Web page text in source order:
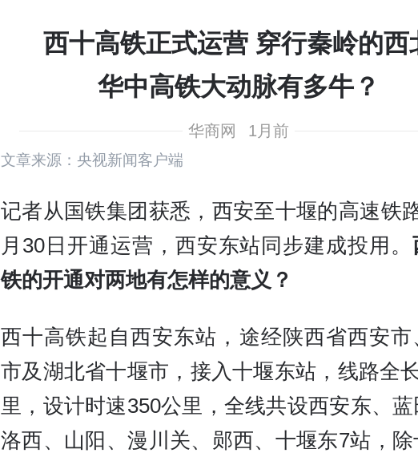
西十高铁正式运营 穿行秦岭的西
华中高铁大动脉有多牛？
华商网 1月前
文章来源：央视新闻客户端
记者从国铁集团获悉，西安至十堰的高速铁
月30日开通运营，西安东站同步建成投用。
铁的开通对两地有怎样的意义？
西十高铁起自西安东站，途经陕西省西安市
市及湖北省十堰市，接入十堰东站，线路全
里，设计时速350公里，全线共设西安东、
洛西、山阳、漫川关、郧西、十堰东7站，